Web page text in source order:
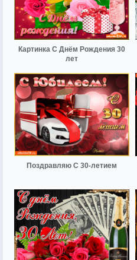
Картинка С Днём Рождения 30
лет
Поздравляю С 30-летием